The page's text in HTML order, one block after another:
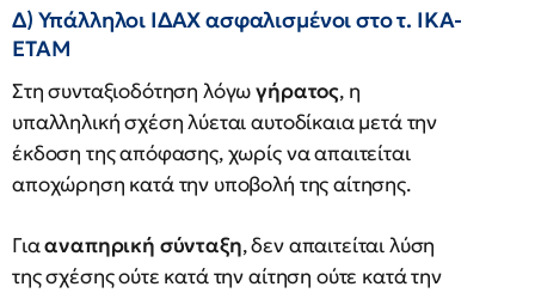
Δ) Υπάλληλοι ΙΔΑΧ ασφαλισμένοι στο τ. ΙΚΑ-
ΕΤΑΜ
Στη συνταξιοδότηση λόγωγήρατος, η
υπαλληλική σχέση λύεται αυτοδίκαια μετά την
έκδοση της απόφασης, χωρίς να απαιτείται
αποχώρηση κατά την υποβολή της αίτησης.
Γιααναπηρική σύνταξη, δεν απαιτείται λύση
της σχέσης ούτε κατά την αίτηση ούτε κατά την